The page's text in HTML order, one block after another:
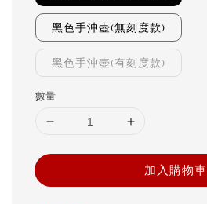
黑色手沖壺(無刻度款)
黑色手沖壺(有刻度款)
數量
加入購物車